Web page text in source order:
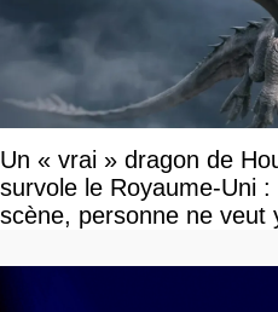
Un « vrai » dragon de
survole le Royaume-Uni
scène, personne ne veut